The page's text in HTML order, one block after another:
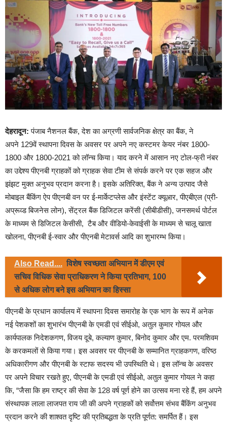
देहरादून: पंजाब नैशनल बैंक, देश का अग्रणी सार्वजनिक क्षेत्र का बैंक,ने
अपने 129वें स्थापना दिवस के अवसर पर अपने नए कस्टमर केयर नंबर 1800-
1800 और 1800-2021को लॉन्च किया। याद करने में आसान नए टोल-फ्री नंबर
का उद्देश्य पीएनबी ग्राहकों को ग्राहक सेवा टीम से संपर्क करने पर एक सहज और
झंझट मुक्त अनुभव प्रदान करना है। इसके अतिरिक्त,बैंक ने अन्य उत्पाद जैसे
मोबाइल बैंकिंग ऐप पीएनबी वन पर ई-मार्केटप्लेस और इंस्टेंट क्यूआर,पीएबीएल (प्री-
अप्रूव्ड बिजनेस लोन),सेंट्रल बैंक डिजिटल करेंसी (सीबीडीसी),जनसमर्थ पोर्टल
के माध्यम से डिजिटल केसीसी, टैबऔर वीडियो-केवाईसी के माध्यम से चालू खाता
खोलना, पीएनबी ई-स्वार और पीएनबी मेटावर्स आदि का शुभारम्भ किया।
Also Read.... विशेष स्वच्छता अभियान में डीएम एवं
सचिव विधिक सेवा प्राधिकरण ने किया प्रतिभाग, 100
से अधिक लोग बने इस अभियान का हिस्सा
पीएनबी के प्रधान कार्यालय में स्थापना दिवस समारोह के एक भाग के रूप में अनेक
नई पेशकशों का शुभारंभ पीएनबी के एमडी एवं सीईओ, अतुल कुमार गोयल और
कार्यपालक निदेशकगण,विजय दूबे,कल्याण कुमार,बिनोद कुमार और एम. परमशिवम
के करकमलों से किया गया। इस अवसर पर पीएनबी के सम्मानित ग्राहकगण,वरिष्ठ
अधिकारीगण और पीएनबी के स्टाफ सदस्य भी उपस्थिति थे।इस लॉन्च के अवसर
पर अपने विचार रखते हुए,पीएनबी के एमडी एवं सीईओ, अतुल कुमार गोयल ने कहा
कि, “जैसा कि हम राष्ट्र की सेवा के 128 वर्ष पूर्ण होने का उत्सव मना रहे हैं,हम अपने
संस्थापक लाला लाजपत राय जी की अपने ग्राहकों को सर्वोत्तम संभव बैंकिंग अनुभव
प्रदान करने कीशाश्वत दृष्टि कीप्रतिबद्धता के प्रति पूर्णत: समर्पित हैं। इस